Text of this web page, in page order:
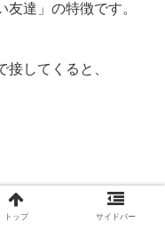
達」の特徴です。
してくると、
トップ サイドバー